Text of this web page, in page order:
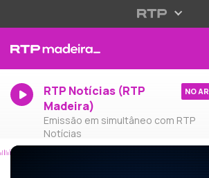
RTP Notícias (RTP
Madeira)
Emissão em simultâneo com RTP
Notícias
NO AR